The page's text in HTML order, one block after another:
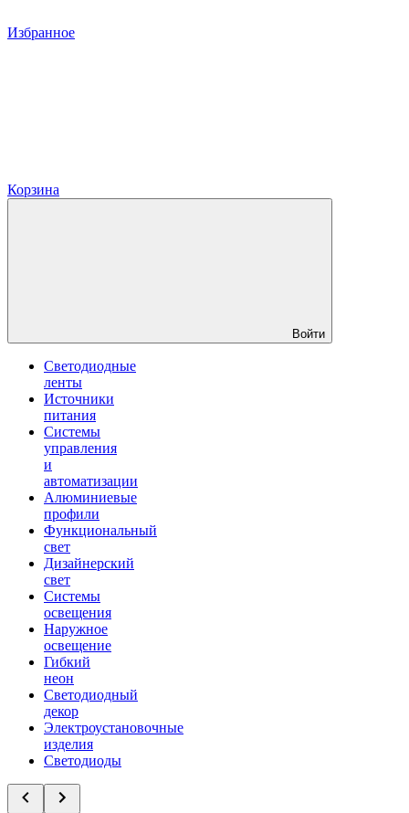
Избранное
Корзина
Войти
Светодиодные
ленты
Источники
питания
Системы
управления
и
автоматизации
Алюминиевые
профили
Функциональный
свет
Дизайнерский
свет
Системы
освещения
Наружное
освещение
Гибкий
неон
Светодиодный
декор
Электроустановочные
изделия
Светодиоды